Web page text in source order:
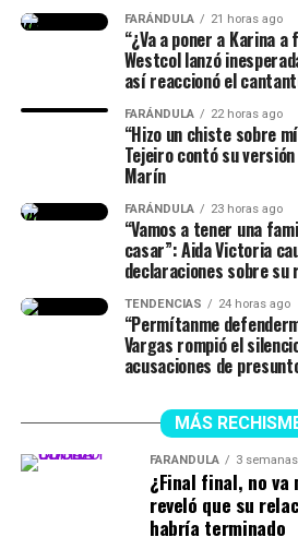
FARÁNDULA 21 horas ago
“¿Va a poner a Karina
Westcol lanzó
así reaccionó el
FARÁNDULA 22 horas ago
“Hizo un chiste sobre
Tejeiro contó su
Marín
FARÁNDULA 23 horas ago
“Vamos a tener una
casar”: Aida Victoria
declaraciones sobre su
TENDENCIAS 24 horas ago
“Permítanme
Vargas rompió el
acusaciones de
MÁS
FARÁNDULA 3
¿Final final, no va
reveló que su
habría terminado